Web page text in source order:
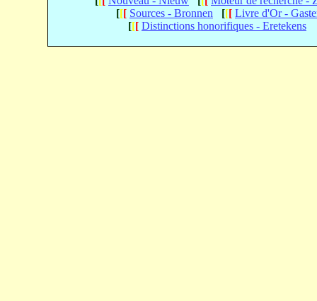
[[[ Sources - Bronnen [[[ Livre d'Or -
[[[ Distinctions honorifiques - Eretekens